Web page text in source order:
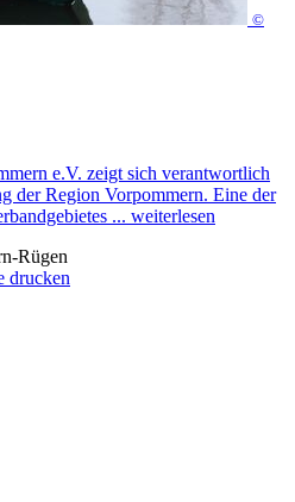
©
e.V. zeigt sich verantwortlich
der Region Vorpommern. Eine der
... weiterlesen
Rügen
drucken